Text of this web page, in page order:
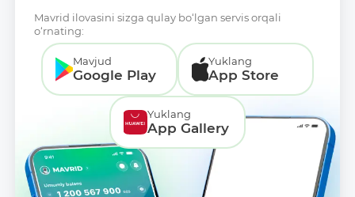
Mavrid ilovasini sizga qulay bo‘lgan servis orqali
o‘rnating:
Mavjud
Google Play
Yuklang
App Store
Yuklang
App Gallery